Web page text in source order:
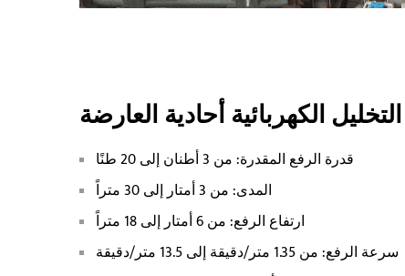
الكهربائية أحادية العارضة
قدرة الرفع المقدرة: من 3 أطنان إلى 20 طنًا
المدى: من 3 أمتار إلى 30 متراً
ارتفاع الرفع: من 6 أمتار إلى 18 متراً
سرعة الرفع: من 1.35 متر/دقيقة إلى 13.5 متر/دقيقة